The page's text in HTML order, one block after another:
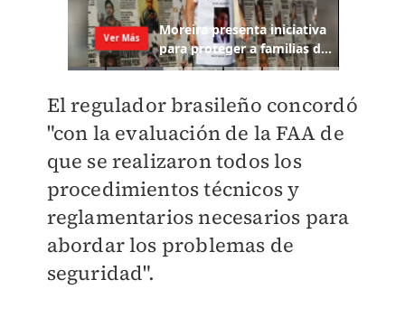
El regulador brasileño concordó
"con la evaluación de la FAA de
que se realizaron todos los
procedimientos técnicos y
reglamentarios necesarios para
abordar los problemas de
seguridad".